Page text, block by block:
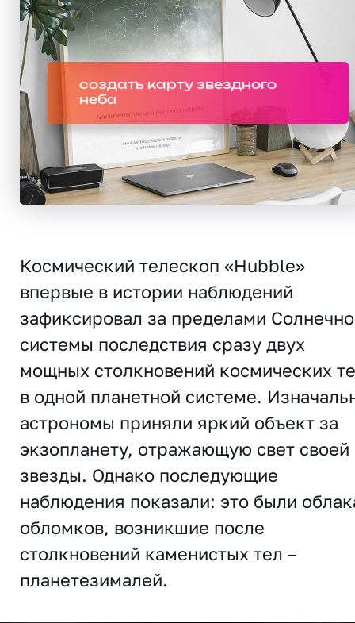
создать карту звездного
неба
Космический телескоп «Hubble»
впервые в истории наблюдений
зафиксировал за пределами
системы последствия сразу двух
мощных столкновений космических
в одной планетной системе.
астрономы приняли яркий объект за
экзопланету, отражающую свет своей
звезды. Однако последующие
наблюдения показали: это были
обломков, возникшие после
столкновений каменистых тел –
планетезималей.